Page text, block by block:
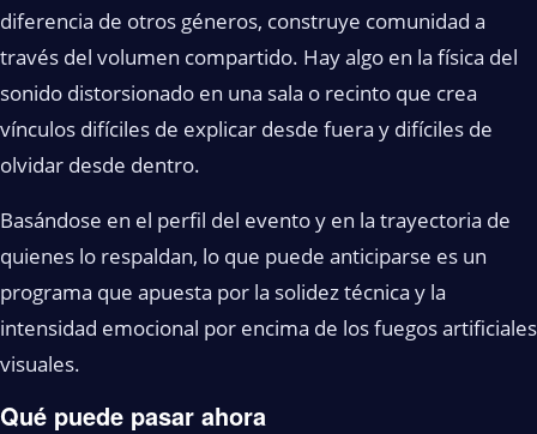
diferencia de otros géneros, construye comunidad a
través del volumen compartido. Hay algo en la física del
sonido distorsionado en una sala o recinto que crea
vínculos difíciles de explicar desde fuera y difíciles de
olvidar desde dentro.
Basándose en el perfil del evento y en la trayectoria de
quienes lo respaldan, lo que puede anticiparse es un
programa que apuesta por la solidez técnica y la
intensidad emocional por encima de los fuegos artificiales
visuales.
Qué puede pasar ahora